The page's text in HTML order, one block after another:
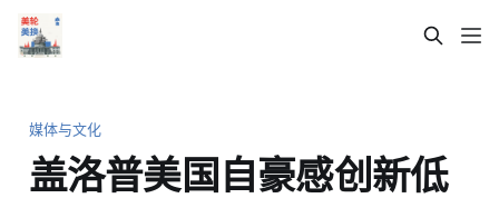
媒体与文化
盖洛普美国自豪感创新低